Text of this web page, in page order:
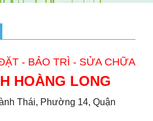
- BẢO TRÌ - SỬA CHỮA
HOÀNG LONG
Thái, Phường 14, Quận